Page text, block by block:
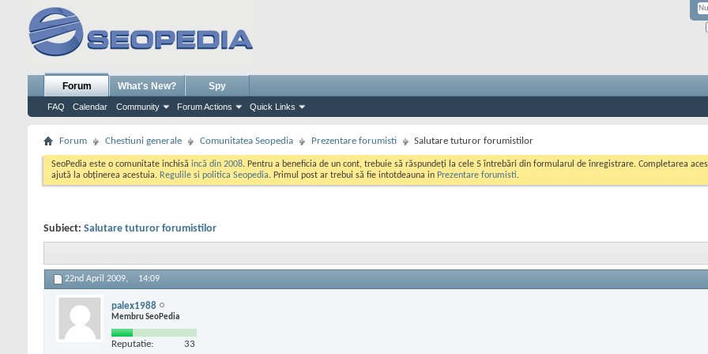
Forum
FAQ Calendar Community Forum Actions Quick Links
What's New? Spy
Forum Chestiuni generale Comunitatea Seopedia Prezentare forumisti Salutare tuturor forumistilor
SeoPedia este o comunitate inchisă incă din 2008. Pentru a beneficia de un cont, trebuie să răspundeți la cele 5 întrebări din formularul de înregistrare. Completarea
ajută la obținerea acestuia. Regulile si politica Seopedia. Primul post ar trebui să fie intotdeauna in Prezentare forumisti.
Subiect: Salutare tuturor forumistilor
22nd April 2009, 14:09
palex1988
Membru SeoPedia
Reputatie: 33